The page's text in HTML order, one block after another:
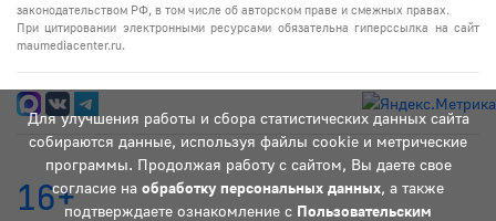
Для улучшения работы и сбора статистических данных сайта
собираются данные, используя файлы cookie и метрические
программы. Продолжая работу с сайтом, Вы даете свое
согласие на обработку персональных данных, а также
подтверждаете ознакомление с Пользовательским
законодательством РФ, в том числе об авторском праве и смежных правах.
При цитировании электронными ресурсами обязательна гиперссылка на сайт
maumediacenter.ru.
16+